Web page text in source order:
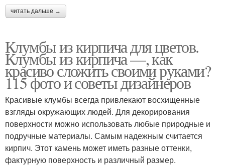
читать дальше →
Клумбы из кирпича для цветов.
Клумбы из кирпича —, как
красиво сложить своими руками?
115 фото и советы дизайнеров
Красивые клумбы всегда привлекают восхищенные
взгляды окружающих людей. Для декорирования
поверхности можно использовать любые природные и
подручные материалы. Самым надежным считается
кирпич. Этот камень может иметь разные оттенки,
фактурную поверхность и различный размер.